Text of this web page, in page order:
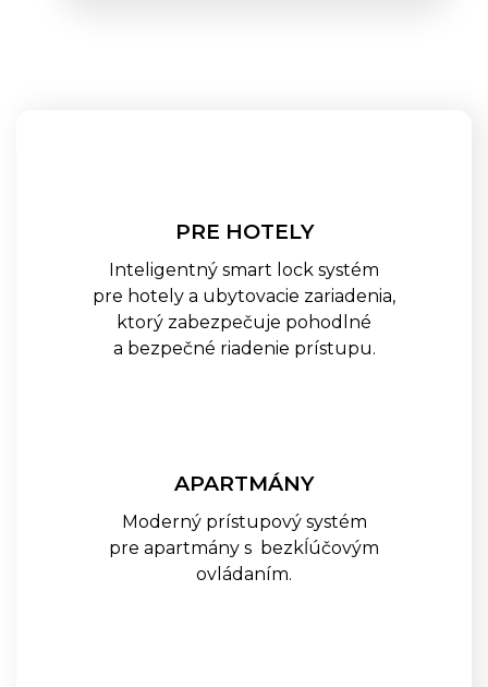
Batériové Skrinkové Zámky
Káblové Sieťové Zámky
GANTNER NET LOCK
Káblové Sieťové Zámky
GANTNER SMART LOCK
Samoobslužné Termionály
GANTNER G7 RETURN
Samoobslužné Termionály
GANTNER G7 CARD DISPENSER
Pristupové Terminály GANTNER
SMART HUB TERMINÁL
PRE HOTELY
Inteligentný smart lock systém
pre hotely a ubytovacie zariadenia,
ktorý zabezpečuje pohodlné
a bezpečné riadenie prístupu.
APARTMÁNY
Moderný prístupový systém
pre apartmány s bezkĺúčovým
ovládaním.